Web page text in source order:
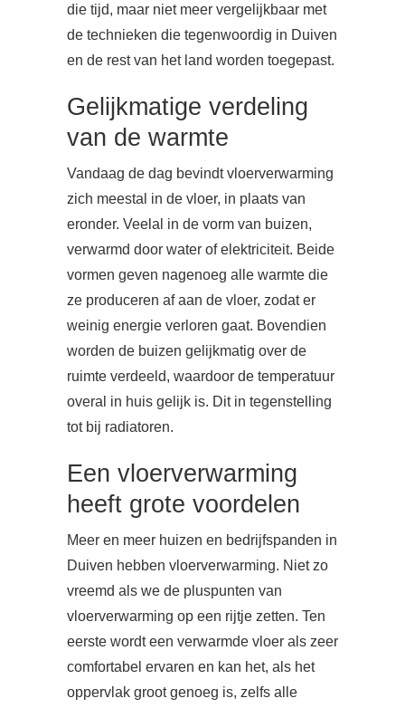
die tijd, maar niet meer vergelijkbaar met
de technieken die tegenwoordig in Duiven
en de rest van het land worden toegepast.
Gelijkmatige verdeling
van de warmte
Vandaag de dag bevindt vloerverwarming
zich meestal in de vloer, in plaats van
eronder. Veelal in de vorm van buizen,
verwarmd door water of elektriciteit. Beide
vormen geven nagenoeg alle warmte die
ze produceren af aan de vloer, zodat er
weinig energie verloren gaat. Bovendien
worden de buizen gelijkmatig over de
ruimte verdeeld, waardoor de temperatuur
overal in huis gelijk is. Dit in tegenstelling
tot bij radiatoren.
Een vloerverwarming
heeft grote voordelen
Meer en meer huizen en bedrijfspanden in
Duiven hebben vloerverwarming. Niet zo
vreemd als we de pluspunten van
vloerverwarming op een rijtje zetten. Ten
eerste wordt een verwarmde vloer als zeer
comfortabel ervaren en kan het, als het
oppervlak groot genoeg is, zelfs alle